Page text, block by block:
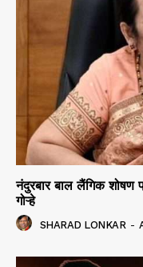
नंदुरबार बाल लैंगिक शोषण
गोऱ्हे
SHARAD LONKAR -